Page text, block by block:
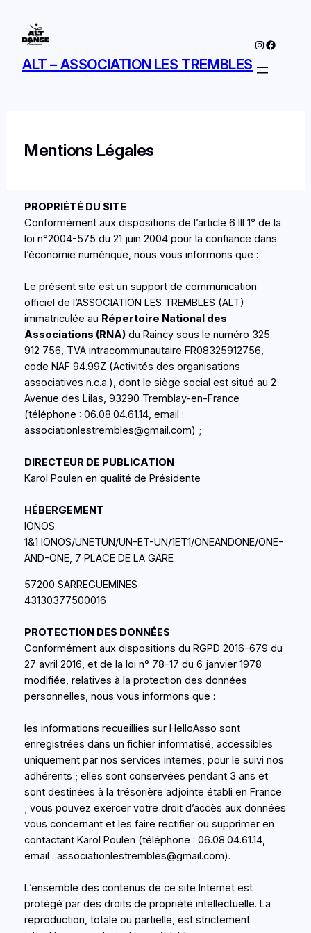
contenu
ALT – ASSOCIATION LES TREMBLES
Instagram
Mentions Légales
PROPRIÉTÉ DU SITE
Conformément aux dispositions de l’article 6 III 1° de la
loi n°2004-575 du 21 juin 2004 pour la confiance dans
l’économie numérique, nous vous informons que :
Le présent site est un support de communication
officiel de l’ASSOCIATION LES TREMBLES (ALT)
immatriculée au Répertoire National des
Associations (RNA)du Raincy sous le numéro 325
912 756, TVA intracommunautaire FR08325912756,
code NAF 94.99Z (Activités des organisations
associatives n.c.a.), dont le siège social est situé au 2
Avenue des Lilas, 93290 Tremblay-en-France
(téléphone : 06.08.04.61.14, email :
associationlestrembles@gmail.com) ;
DIRECTEUR DE PUBLICATION
Karol Poulen en qualité de Présidente
HÉBERGEMENT
IONOS
1&1 IONOS/UNETUN/UN-ET-UN/1ET1/ONEANDONE/ONE-
AND-ONE, 7 PLACE DE LA GARE
57200 SARREGUEMINES
43130377500016
PROTECTION DES DONNÉES
Conformément aux dispositions du RGPD 2016-679 du
27 avril 2016, et de la loi n° 78-17 du 6 janvier 1978
modifiée, relatives à la protection des données
personnelles, nous vous informons que :
les informations recueillies sur HelloAsso sont
enregistrées dans un fichier informatisé, accessibles
uniquement par nos services internes, pour le suivi nos
adhérents ; elles sont conservées pendant 3 ans et
sont destinées à la trésorière adjointe établi en France
; vous pouvez exercer votre droit d’accès aux données
vous concernant et les faire rectifier ou supprimer en
contactant Karol Poulen (téléphone : 06.08.04.61.14,
email : associationlestrembles@gmail.com).
L’ensemble des contenus de ce site Internet est
protégé par des droits de propriété intellectuelle. La
reproduction, totale ou partielle, est strictement